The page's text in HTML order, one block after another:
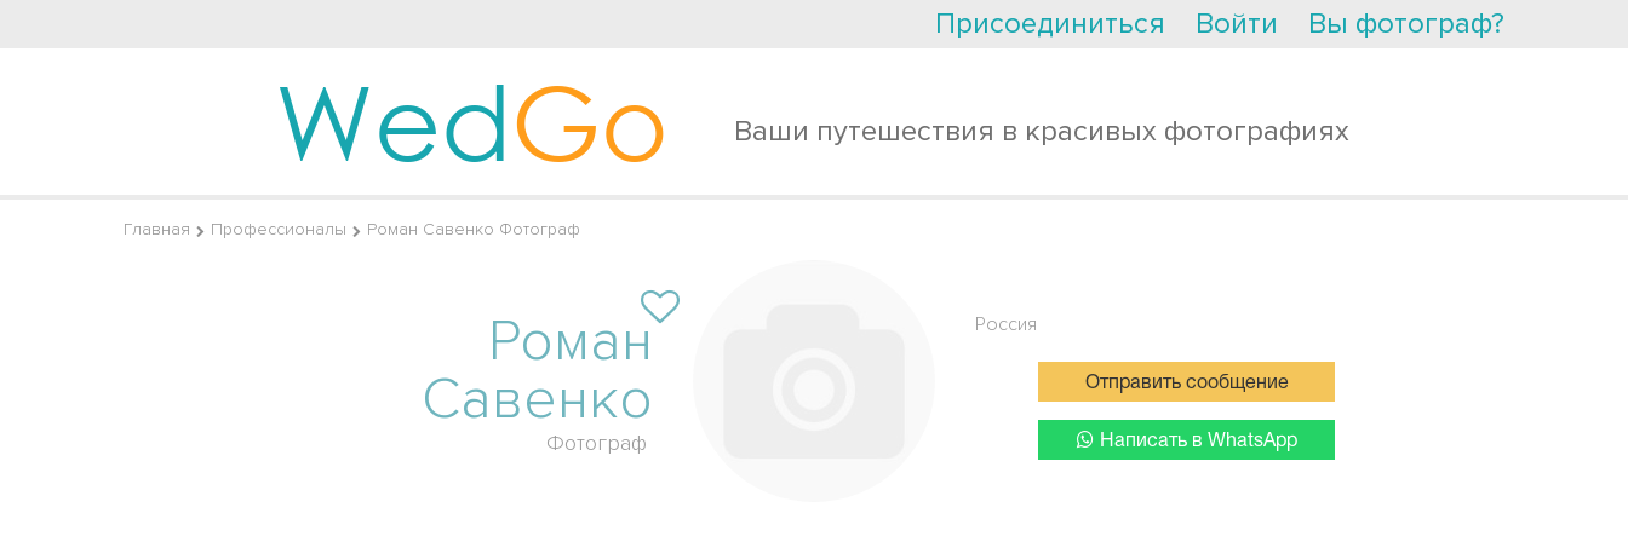
Присоединиться Войти Вы фотограф?
WedGo Ваши путешествия в красивых фотографиях
Главная Профессионалы Роман Савенко Фотограф
Роман
Савенко
Фотограф
Россия
Отправить сообщение
Написать в WhatsApp